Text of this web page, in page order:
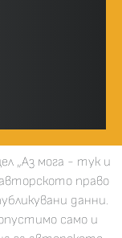
„Аз мога - тук и
право
данни.
само и